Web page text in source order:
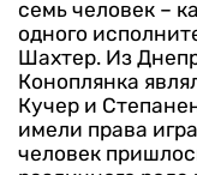
семь человек –
одного
Шахтер. Из
Коноплянка
Кучер и
имели права
человек